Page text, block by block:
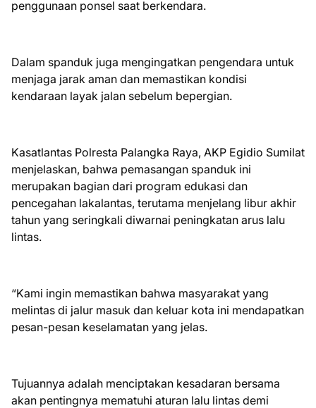
penggunaan ponsel saat berkendara.
Dalam spanduk juga mengingatkan pengendara untuk
menjaga jarak aman dan memastikan kondisi
kendaraan layak jalan sebelum bepergian.
Kasatlantas Polresta Palangka Raya, AKP Egidio Sumilat
menjelaskan, bahwa pemasangan spanduk ini
merupakan bagian dari program edukasi dan
pencegahan lakalantas, terutama menjelang libur akhir
tahun yang seringkali diwarnai peningkatan arus lalu
lintas.
“Kami ingin memastikan bahwa masyarakat yang
melintas di jalur masuk dan keluar kota ini mendapatkan
pesan-pesan keselamatan yang jelas.
Tujuannya adalah menciptakan kesadaran bersama
akan pentingnya mematuhi aturan lalu lintas demi